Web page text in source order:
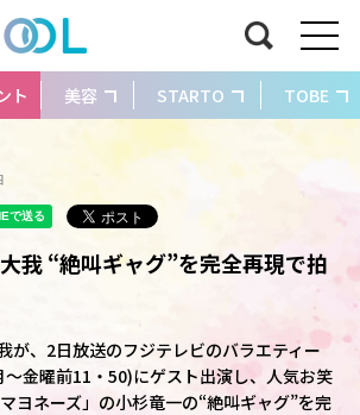
ト 美容 STARTO TOBE
我 “絶叫ギャグ”を完全再現で拍
が、2日放送のフジテレビのバラエティー
金曜前11・50)にゲスト出演し、人気お笑
ヨネーズ」の小杉竜一の“絶叫ギャグ”を完